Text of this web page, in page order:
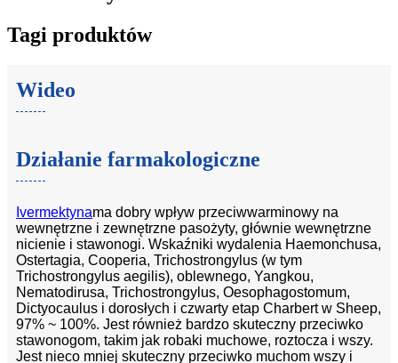
Tagi produktów
Wideo
Działanie farmakologiczne
Ivermektynama dobry wpływ przeciwwarminowy na
wewnętrzne i zewnętrzne pasożyty, głównie wewnętrzne
nicienie i stawonogi. Wskaźniki wydalenia Haemonchusa,
Ostertagia, Cooperia, Trichostrongylus (w tym
Trichostrongylus aegilis), oblewnego, Yangkou,
Nematodirusa, Trichostrongylus, Oesophagostomum,
Dictyocaulus i dorosłych i czwarty etap Charbert w Sheep,
97% ~ 100%. Jest również bardzo skuteczny przeciwko
stawonogom, takim jak robaki muchowe, roztocza i wszy.
Jest nieco mniej skuteczny przeciwko muchom wszy i